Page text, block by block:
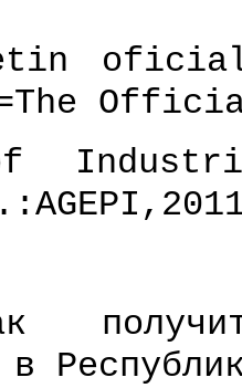
в